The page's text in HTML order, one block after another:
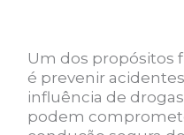
Um dos propósitos
é prevenir
influência de
podem